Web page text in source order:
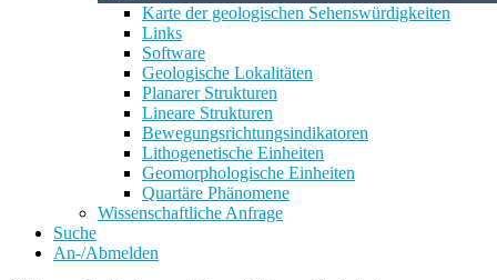
Karte der geologischen Sehenswürdigkeiten
Links
Software
Geologische Lokalitäten
Planarer Strukturen
Lineare Strukturen
Bewegungsrichtungsindikatoren
Lithogenetische Einheiten
Geomorphologische Einheiten
Quartäre Phänomene
Wissenschaftliche Anfrage
Suche
An-/Abmelden